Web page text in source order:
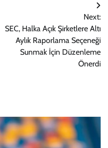
Next:
SEC, Halka Açık Şirketlere Altı
Aylık Raporlama Seçeneği
Sunmak İçin Düzenleme
Önerdi